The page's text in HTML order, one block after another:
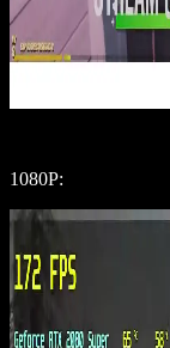
1080P: